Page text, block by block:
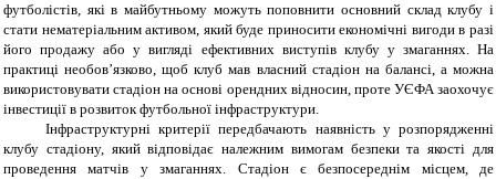
футболістів, які в майбутньому можуть поповнити основний склад клубу і
стати нематеріальним активом, який буде приносити економічні вигоди в разі
його продажу або у вигляді ефективних виступів клубу у змаганнях. На
практиці необов’язково, щоб клуб мав власний стадіон на балансі, а можна
використовувати стадіон на основі орендних відносин, проте УЄФА заохочує
інвестиції в розвиток футбольної інфраструктури.
Інфраструктурні критерії передбачають наявність у розпорядженні
клубу стадіону, який відповідає належним вимогам безпеки та якості для
проведення матчів у змаганнях. Стадіон є безпосереднім місцем, де